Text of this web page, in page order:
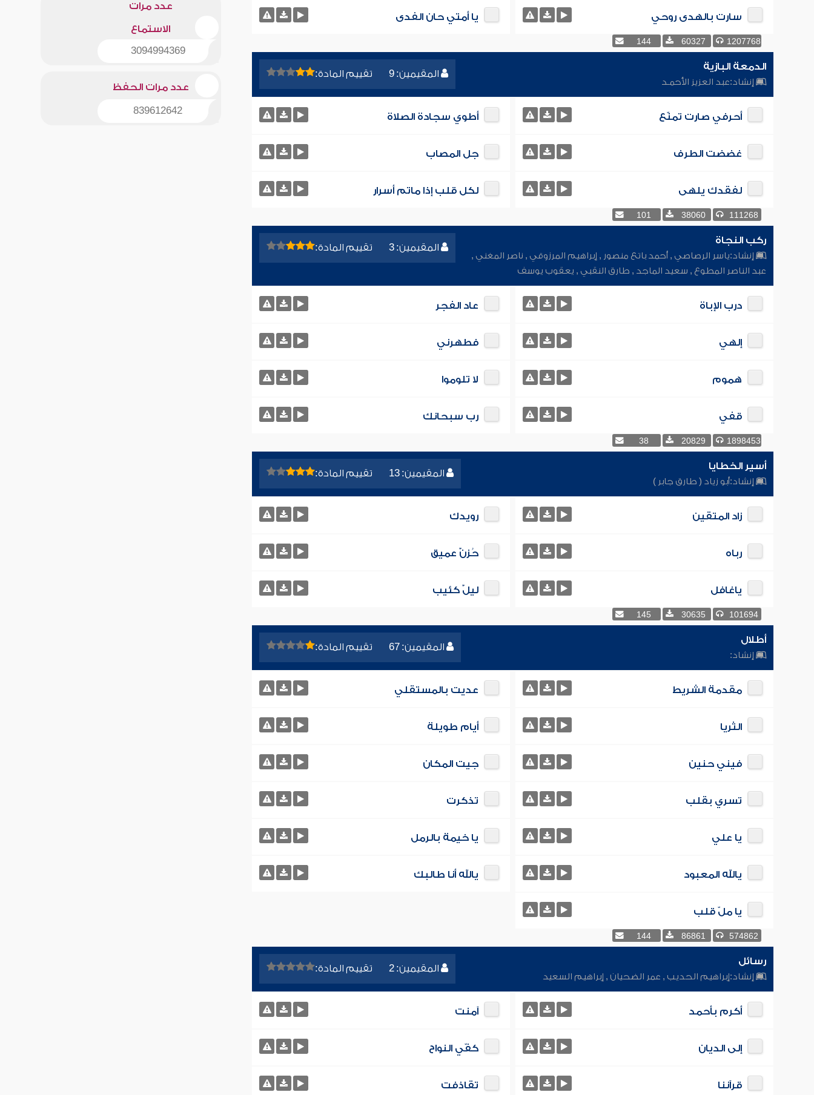
سارت بالهدى روحي يا أمتي حان الفدى
1207768
60327
144
المقيمين: 9 تقييم المادة:
الدمعة البازية
إنشاد:عبد العزيز الأحمـد
أحرفي صارت تمنّع أطوي سجادة الصلاة
غضضت الطرف جل المصاب
لفقدك يلهى لكل قلب إذا ماتم أسرار
111268
38060
101
المقيمين: 3 تقييم المادة:
ركب النجاة
إنشاد:ياسر الرصاصي ,أحمد باتع منصور , إبراهيم المرزوقي , ناصر المغني ,
عبد الناصر المطوع , سعيد الماجد , طارق النقبي , يعقوب يوسف
درب الإباة عاد الفجر
إلهي فطهرني
هموم لا تلوموا
قفي رب سبحانك
1898453
20829
38
المقيمين: 13 تقييم المادة:
أسير الخطايا
إنشاد:أبو زياد ( طارق جابر )
زاد المتقين رويدك
رباه حُزنٌ عميق
ياغافل ليلٌ كئيب
101694
30635
145
المقيمين: 67 تقييم المادة:
أطلال
إنشاد:
مقدمة الشريط عديت بالمستقلي
الثريا أيام طويلة
فيني حنين جيت المكان
تسري بقلب تذكرت
يا علي يا خيمة بالرمل
يالله المعبود يالله أنا طالبك
يا ملّ قلب
574862
86861
144
المقيمين: 2 تقييم المادة:
رسائل
إنشاد:إبراهيم الحديب , عمر الضحيان , إبراهيم السعيد
أكرم بأحمد آمنت
إلى الديان كفّي النواح
قرآننا تقاذفت
عدد مرات
الاستماع
3094994369
عدد مرات الحفظ
839612642